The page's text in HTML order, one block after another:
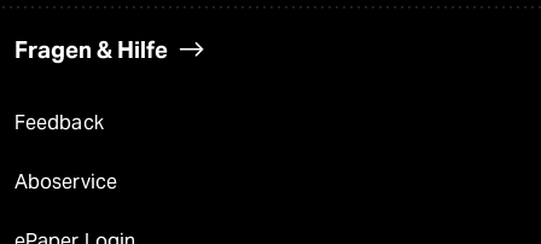
Fragen & Hilfe
Feedback
Aboservice